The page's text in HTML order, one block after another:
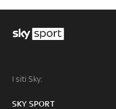
I siti Sky:
SKY SPORT